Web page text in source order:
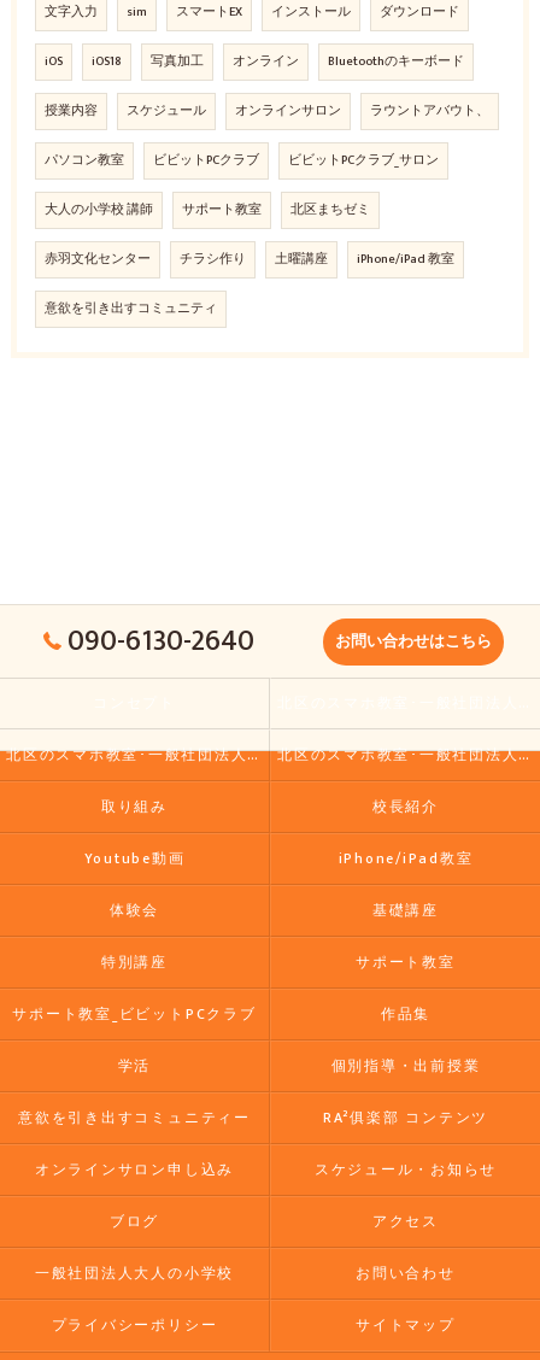
文字入力 sim スマートEX インストール ダウンロード
iOS iOS18 写真加工 オンライン Bluetoothのキーボード
授業内容 スケジュール オンラインサロン ラウントアバウト、
パソコン教室 ビビットPCクラブ ビビットPCクラブ_サロン
大人の小学校 講師 サポート教室 北区まちゼミ
赤羽文化センター チラシ作り 土曜講座 iPhone/iPad 教室
意欲を引き出すコミュニティ
090-6130-2640 お問い合わせはこちら
北区のスマホ教室･一般社団法人大人の小学校の評判 北区のスマホ教室･一般社団法人大人の小学校のお客様の声
取り組み 校長紹介
Youtube動画 iPhone/iPad教室
体験会 基礎講座
特別講座 サポート教室
サポート教室_ビビットPCクラブ 作品集
学活 個別指導・出前授業
意欲を引き出すコミュニティー RA²俱楽部 コンテンツ
オンラインサロン申し込み スケジュール・お知らせ
ブログ アクセス
一般社団法人大人の小学校 お問い合わせ
プライバシーポリシー サイトマップ